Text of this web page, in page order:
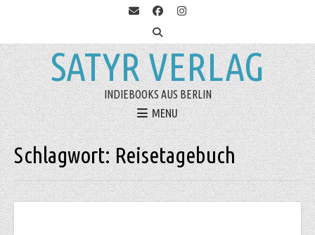
SATYR VERLAG
INDIEBOOKS AUS BERLIN
MENU
Schlagwort:Reisetagebuch